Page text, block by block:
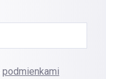
podmienkami